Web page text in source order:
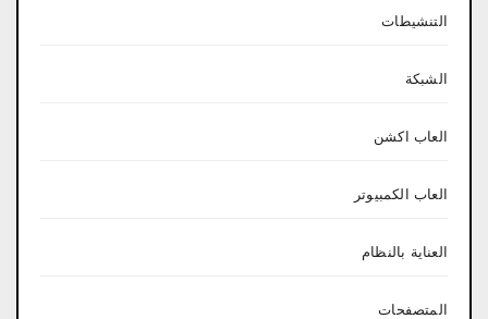
التنشيطات
الشبكة
العاب اكشن
العاب الكمبيوتر
العناية بالنظام
المتصفحات